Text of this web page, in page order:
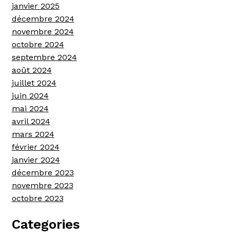
janvier 2025
décembre 2024
novembre 2024
octobre 2024
septembre 2024
août 2024
juillet 2024
juin 2024
mai 2024
avril 2024
mars 2024
février 2024
janvier 2024
décembre 2023
novembre 2023
octobre 2023
Categories